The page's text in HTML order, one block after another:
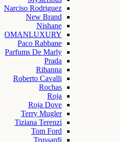
Narciso Rodriguez
New Brand
Nishane
OMANLUXURY
Paco Rabbane
Parfums De Marly
Prada
Rihanna
Roberto Cavalli
Rochas
Roja
Roja Dove
Terry Mugler
Tiziana Terenzi
Tom Ford
Trussardi